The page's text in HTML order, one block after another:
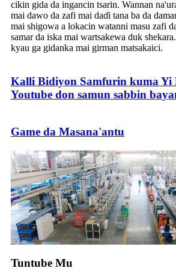
cikin gida da ingancin tsarin. Wannan
mai dawo da zafi mai daɗi tana ba da
mai shigowa a lokacin watanni masu zafi
samar da iska mai wartsakewa duk
kyau ga gidanka mai girman matsakaici.
Kalli Bidiyon Samfurin kuma Yi
Youtube don samun sabbin
Game da Masana'antu
Tuntube Mu